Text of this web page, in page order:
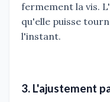
fermement la vis.
qu'elle puisse
l'instant.
3. L'ajustement